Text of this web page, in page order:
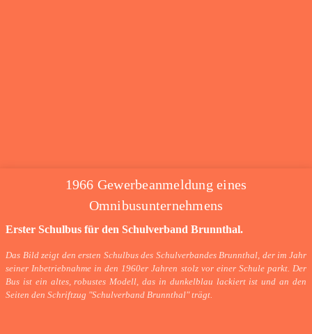
1966 Gewerbeanmeldung eines
Omnibusunternehmens
Erster Schulbus für den Schulverband Brunnthal.
Das Bild zeigt den ersten Schulbus des Schulverbandes Brunnthal, der im Jahr
seiner Inbetriebnahme in den 1960er Jahren stolz vor einer Schule parkt. Der
Bus ist ein altes, robustes Modell, das in dunkelblau lackiert ist und an den
Seiten den Schriftzug "Schulverband Brunnthal" trägt.